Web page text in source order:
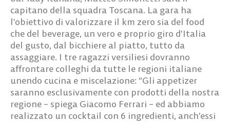
capitano della squadra Toscana. La gara ha
l’obiettivo di valorizzare il km zero sia del food
che del beverage, un vero e proprio giro d’Italia
del gusto, dal bicchiere al piatto, tutto da
assaggiare. I tre ragazzi versiliesi dovranno
affrontare colleghi da tutte le regioni italiane
unendo cucina e miscelazione: “Gli appetizer
saranno esclusivamente con prodotti della nostra
regione – spiega Giacomo Ferrari – ed abbiamo
realizzato un cocktail con 6 ingredienti, anch’essi